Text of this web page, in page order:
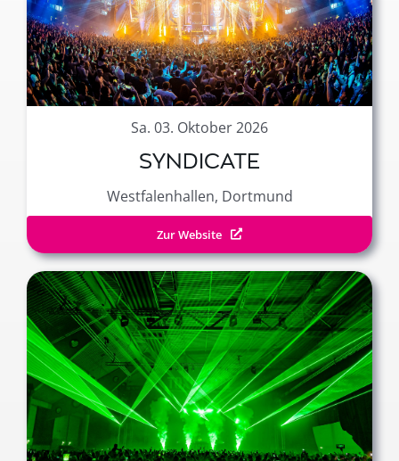
Sa. 03. Oktober 2026
SYNDICATE
Westfalenhallen, Dortmund
Zur Website